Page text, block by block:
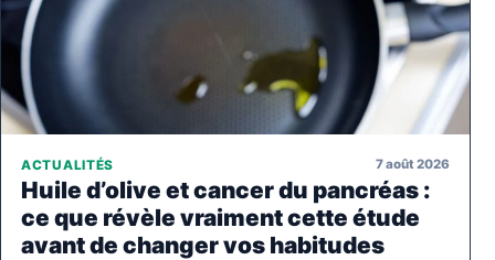
ACTUALITÉS 7 août 2026
Huile d’olive et cancer du pancréas :
ce que révèle vraiment cette étude
avant de changer vos habitudes